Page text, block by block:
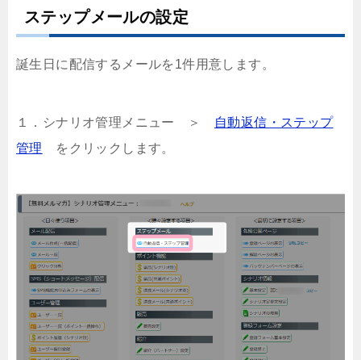
ステップメールの設定
誕生日に配信するメールを1件用意します。
１．シナリオ管理メニュー ＞
自動返信・ステップ
管理
をクリックします。